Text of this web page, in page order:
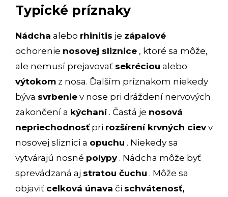
Typické príznaky
Nádcha alebo rhinitis je zápalové
ochorenie nosovej sliznice , ktoré sa môže,
ale nemusí prejavovať sekréciou alebo
výtokom z nosa. Ďalším príznakom niekedy
býva svrbenie v nose pri dráždení nervových
zakončení a kýchaní. Častá je nosová
nepriechodnosťpri rozšírení krvných cievv
nosovej sliznici a opuchu . Niekedy sa
vytvárajú nosné polypy. Nádcha môže byť
sprevádzaná aj stratou čuchu . Môže sa
objaviť celková únava či schvátenosť,